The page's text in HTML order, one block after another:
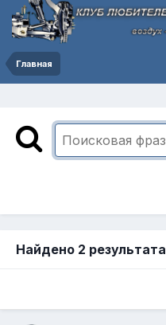
Главная
Найдено 2 результата